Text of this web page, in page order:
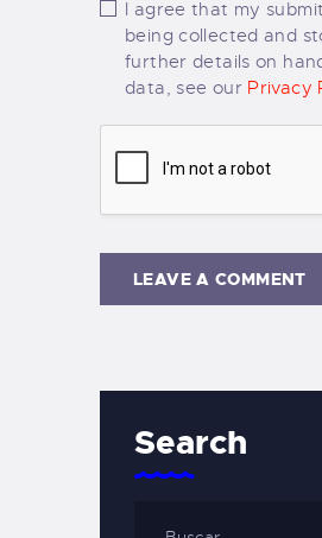
I agree that my
being collected and
further details on
data, see our Privacy
Search